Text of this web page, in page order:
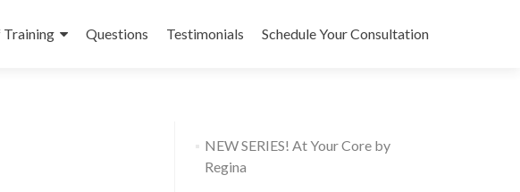
Training Questions Testimonials Schedule Your Consultation
NEW SERIES! At Your Core by
Regina